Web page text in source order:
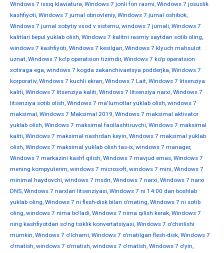
Windows 7 issiq klaviatura, Windows 7 jonli fon rasmi, Windows 7 josuslik
kashfiyoti, Windows 7 jurnal obnovleniy, Windows 7 jurnal oshibok,
Windows 7 jurnal sobytiy vxod v sistemu, windows 7 jurnali, Windows 7
kalitlari bepul yuklab olish, Windows 7 kalitni rasmiy saytdan sotib oling,
windows 7 kashfiyoti, Windows 7 kesilgan, Windows 7 klyuch mahsulot
uznat, Windows 7 ko'p operatsion tizimdir, Windows 7 ko'p operatsion
xotiraga ega, windows 7 kogda zakanchivaetsya podderjka, Windows 7
korporativ, Windows 7 kuchli ekran, Windows 7 Lait, Windows 7 litsenziya
kaliti, Windows 7 litsenziya kaliti, Windows 7 litsenziya narxi, Windows 7
litsenziya sotib olish, Windows 7 ma'lumotlar yuklab olish, windows 7
maksimal, Windows 7 Maksimal 2019, Windows 7 maksimal aktivator
yuklab olish, Windows 7 maksimal faollashtiruvchi, Windows 7 maksimal
kaliti, Windows 7 maksimal nashrdan keyin, Windows 7 maksimal yuklab
olish, Windows 7 maksimal yuklab olish tas-ix, windows 7 manager,
Windows 7 markazini kashf qilish, Windows 7 mavjud emas, Windows 7
mening kompyuterim, windows 7 microsoft, windows 7 mini, Windows 7
minimal haydovchi, windows 7 msdn, Windows 7 narxi, Windows 7 narxi
DNS, Windows 7 narxlari litsenziyasi, Windows 7 ni 14:00 dan boshlab
yuklab oling, Windows 7 ni flesh-disk bilan o'rnating, Windows 7 ni sotib
oling, windows 7 nima bo'ladi, Windows 7 nima qilish kerak, Windows 7
ning kashfiyotdan so'ng tsiklik konvertatsiyasi, Windows 7 o'chirilishi
mumkin, Windows 7 o'lchami, Windows 7 o'rnatilgan flesh-disk, Windows 7
o'rnatish, windows 7 o'rnatish, windows 7 o'rnatish, Windows 7 o'yin,